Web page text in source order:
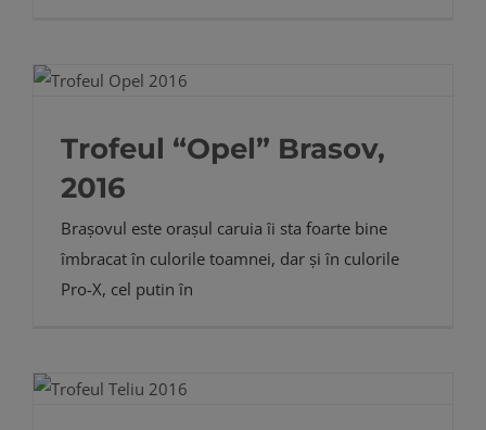
Trofeul “Opel” Brasov,
2016
Brașovul este orașul caruia îi sta foarte bine
îmbracat în culorile toamnei, dar și în culorile
Pro-X, cel putin în